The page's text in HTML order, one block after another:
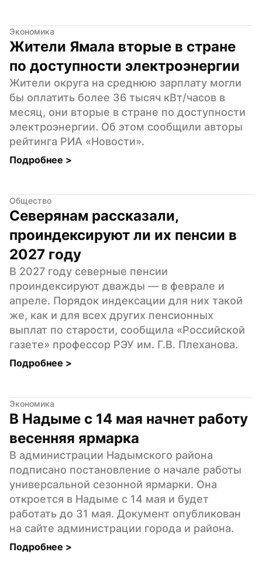
Экономика
Жители Ямала вторые в стране
по доступности электроэнергии
Жители округа на среднюю зарплату могли
бы оплатить более 36 тысяч кВт/часов в
месяц, они вторые в стране по доступности
электроэнергии. Об этом сообщили авторы
рейтинга РИА «Новости».
Подробнее >
Общество
Северянам рассказали,
проиндексируют ли их пенсии в
2027 году
В 2027 году северные пенсии
проиндексируют дважды — в феврале и
апреле. Порядок индексации для них такой
же, как и для всех других пенсионных
выплат по старости, сообщила «Российской
газете» профессор РЭУ им. Г.В. Плеханова.
Подробнее >
Экономика
В Надыме с 14 мая начнет работу
весенняя ярмарка
В администрации Надымского района
подписано постановление о начале работы
универсальной сезонной ярмарки. Она
откроется в Надыме с 14 мая и будет
работать до 31 мая. Документ опубликован
на сайте администрации города и района.
Подробнее >